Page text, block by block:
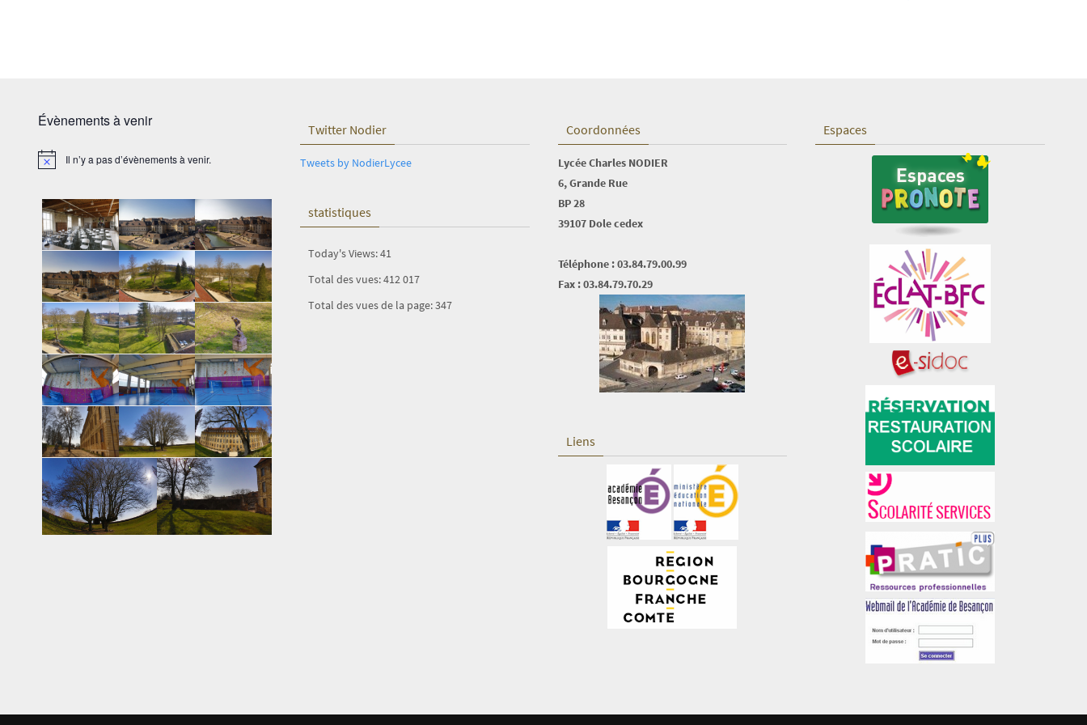
Évènements à venir
Notice Il n’y a pas d’évènements à venir.
Twitter Nodier
Tweets by NodierLycee
statistiques
Today's Views:41
Total des vues:412 017
Total des vues de la page:347
Coordonnées
Lycée Charles NODIER
6, Grande Rue
BP 28
39107 Dole cedex
Téléphone : 03.84.79.00.99
Fax : 03.84.79.70.29
Liens
Espaces